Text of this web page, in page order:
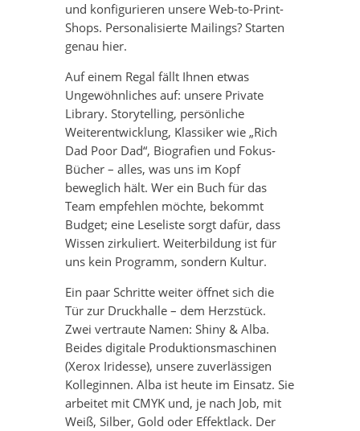
und konfigurieren unsere Web-to-Print-
Shops. Personalisierte Mailings? Starten
genau hier.
Auf einem Regal fällt Ihnen etwas
Ungewöhnliches auf: unsere Private
Library. Storytelling, persönliche
Weiterentwicklung, Klassiker wie „Rich
Dad Poor Dad“, Biografien und Fokus-
Bücher – alles, was uns im Kopf
beweglich hält. Wer ein Buch für das
Team empfehlen möchte, bekommt
Budget; eine Leseliste sorgt dafür, dass
Wissen zirkuliert. Weiterbildung ist für
uns kein Programm, sondern Kultur.
Ein paar Schritte weiter öffnet sich die
Tür zur Druckhalle – dem Herzstück.
Zwei vertraute Namen: Shiny & Alba.
Beides digitale Produktionsmaschinen
(Xerox Iridesse), unsere zuverlässigen
Kolleginnen. Alba ist heute im Einsatz. Sie
arbeitet mit CMYK und, je nach Job, mit
Weiß, Silber, Gold oder Effektlack. Der